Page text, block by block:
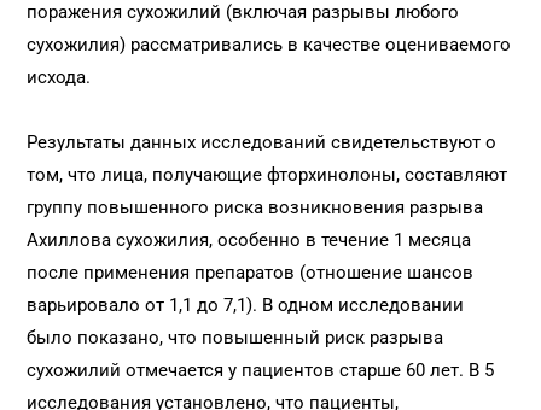
поражения сухожилий (включая разрывы любого
сухожилия) рассматривались в качестве оцениваемого
исхода.
Результаты данных исследований свидетельствуют о
том, что лица, получающие фторхинолоны, составляют
группу повышенного риска возникновения разрыва
Ахиллова сухожилия, особенно в течение 1 месяца
после применения препаратов (отношение шансов
варьировало от 1,1 до 7,1). В одном исследовании
было показано, что повышенный риск разрыва
сухожилий отмечается у пациентов старше 60 лет. В 5
исследования установлено, что пациенты,